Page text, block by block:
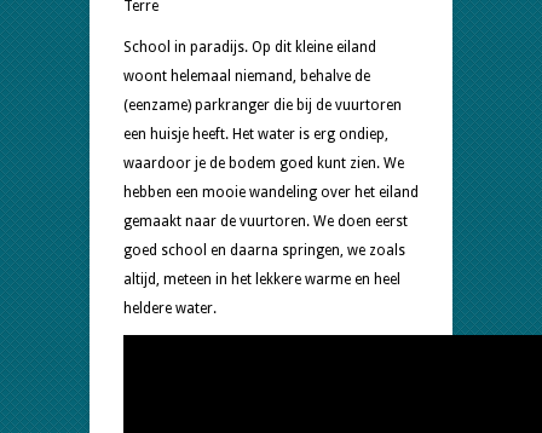
Terre
School in paradijs. Op dit kleine eiland
woont helemaal niemand, behalve de
(eenzame) parkranger die bij de vuurtoren
een huisje heeft. Het water is erg ondiep,
waardoor je de bodem goed kunt zien. We
hebben een mooie wandeling over het eiland
gemaakt naar de vuurtoren. We doen eerst
goed school en daarna springen, we zoals
altijd, meteen in het lekkere warme en heel
heldere water.